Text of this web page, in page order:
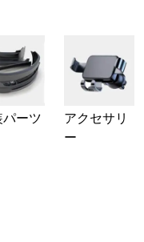
パーツ
アクセサリ
ー